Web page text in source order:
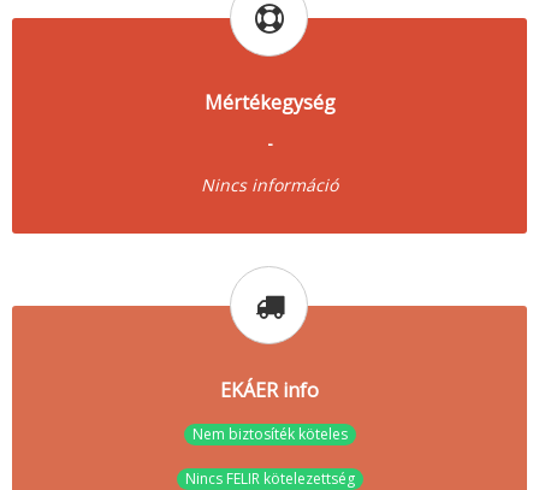
Mértékegység
-
Nincs információ
EKÁER info
Nem biztosíték köteles
Nincs FELIR kötelezettség